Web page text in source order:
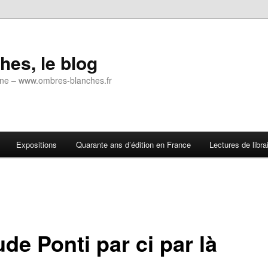
le blog
– www.ombres-blanches.fr
Expositions Quarante ans d’édition en France Lectures de
Ponti par ci par là